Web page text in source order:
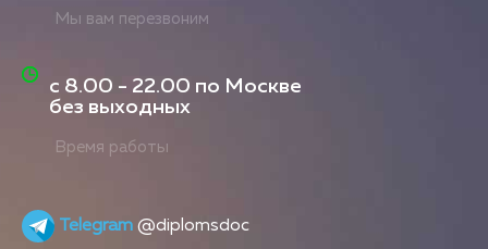
Мы вам перезвоним
с 8.00 - 22.00 по Москве
без выходных
Время работы
Telegram @diplomsdoc